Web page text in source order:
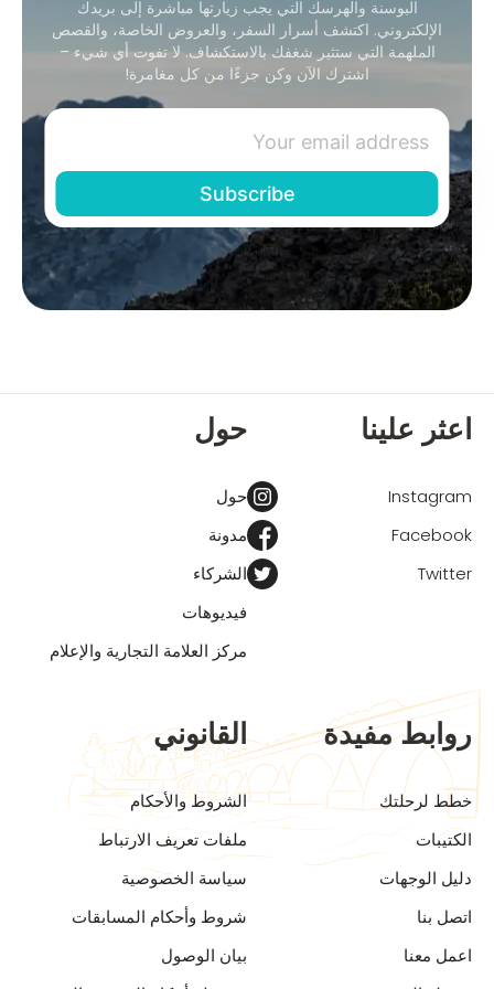
البوسنة والهرسك التي يجب زيارتها مباشرة إلى بريدك
الإلكتروني. اكتشف أسرار السفر، والعروض الخاصة، والقصص
الملهمة التي ستثير شغفك بالاستكشاف. لا تفوت أي شيء –
اشترك الآن وكن جزءًا من كل مغامرة!
اعثر علينا
Instagram
Facebook
Twitter
حول
حول
مدونة
الشركاء
فيديوهات
مركز العلامة التجارية والإعلام
روابط مفيدة
خطط لرحلتك
الكتيبات
دليل الوجهات
اتصل بنا
اعمل معنا
القانوني
الشروط والأحكام
ملفات تعريف الارتباط
سياسة الخصوصية
شروط وأحكام المسابقات
بيان الوصول